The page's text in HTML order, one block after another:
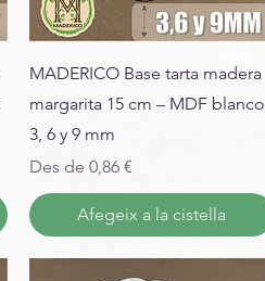
MADERICO Base tarta madera
margarita 15 cm – MDF blanco
3, 6 y 9 mm
Des de 0,86 €
Preu d'oferta
Afegeix a la cistella